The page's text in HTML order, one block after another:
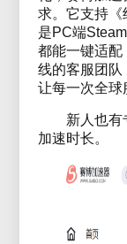
求。它支持《
是PC端
都能一键适配
线的客服团队
让每一次全球
新人也有
加速时长。